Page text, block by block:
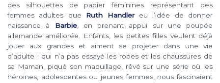
des silhouettes de papier féminines représentant des
femmes adultes que Ruth Handlereu l’idée de donner
naissance à Barbie, en prenant appui sur une poupée
allemande améliorée. Enfants, les petites filles veulent déjà
jouer aux grandes et aiment se projeter dans une vie
d’adulte : qui n’a pas essayé les robes et les chaussures de
sa Maman, piqué son maquillage, rêvé sur une série où les
héroïnes, adolescentes ou jeunes femmes, nous fascinaient